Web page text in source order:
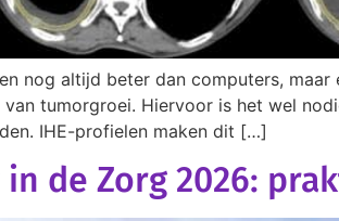
nog altijd beter dan computers,
tumorgroei. Hiervoor is het wel
IHE-profielen maken dit […]
de Zorg 2026: